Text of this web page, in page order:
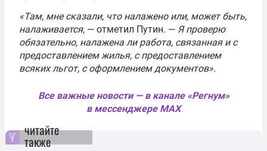
«Там, мне сказали, что налажено или, может быть,
налаживается, — отметил Путин. — Я проверю
обязательно, налажена ли работа, связанная и с
предоставлением жилья, с предоставлением
всяких льгот, с оформлением документов».
Все важные новости — в канале «Регнум»
в мессенджере MAX
читайте
также